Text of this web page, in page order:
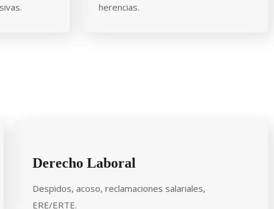
herencias.
Derecho Laboral
Despidos, acoso, reclamaciones salariales,
ERE/ERTE.